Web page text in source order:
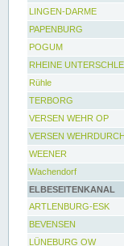
LINGEN-DARME
PAPENBURG
POGUM
RHEINE
Rühle
TERBORG
VERSEN WEHR OP
VERSEN
WEENER
Wachendorf
ELBESEITENKANAL
ARTLENBURG-ESK
BEVENSEN
LÜNEBURG OW